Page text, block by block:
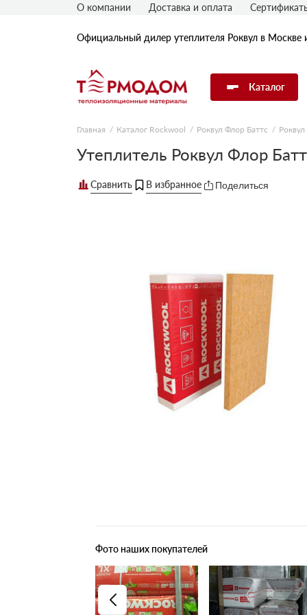
Официальный дилер утеплителя Роквул в Москве
Каталог
Утеплитель Rockwool
Утеплитель Технониколь
Утеплитель Isover
Плитные материалы
О компании Доставка и оплата
Главная Каталог Rockwool Роквул Флор Баттс
Утеплитель Роквул Флор
Поделиться
Фото наших покупателей